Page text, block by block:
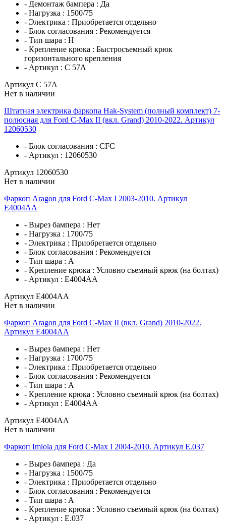
- Демонтаж бампера : Да
- Нагрузка : 1500/75
- Электрика : Приобретается отдельно
- Блок согласования : Рекомендуется
- Тип шара : H
- Крепление крюка : Быстросъемный крюк
горизонтального крепления
- Артикул : C 57A
Артикул C 57A
Нет в наличии
Штатная электрика фаркопа Hak-System (полный комплект) 7-
полюсная для Ford C-Max II (вкл. Grand) 2010-2022. Артикул
12060530
- Блок согласования : CFC
- Артикул : 12060530
Артикул 12060530
Нет в наличии
Фаркоп Aragon для Ford C-Max I 2003-2010. Артикул
E4004AA
- Вырез бампера : Нет
- Нагрузка : 1700/75
- Электрика : Приобретается отдельно
- Блок согласования : Рекомендуется
- Тип шара : A
- Крепление крюка : Условно съемный крюк (на болтах)
- Артикул : E4004AA
Артикул E4004AA
Нет в наличии
Фаркоп Aragon для Ford C-Max II (вкл. Grand) 2010-2022.
Артикул E4004AA
- Вырез бампера : Нет
- Нагрузка : 1700/75
- Электрика : Приобретается отдельно
- Блок согласования : Рекомендуется
- Тип шара : A
- Крепление крюка : Условно съемный крюк (на болтах)
- Артикул : E4004AA
Артикул E4004AA
Нет в наличии
Фаркоп Imiola для Ford C-Max I 2004-2010. Артикул E.037
- Вырез бампера : Да
- Нагрузка : 1500/75
- Электрика : Приобретается отдельно
- Блок согласования : Рекомендуется
- Тип шара : A
- Крепление крюка : Условно съемный крюк (на болтах)
- Артикул : E.037